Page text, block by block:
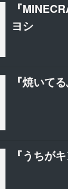
『
ヨシ
『焼いて
『うちが